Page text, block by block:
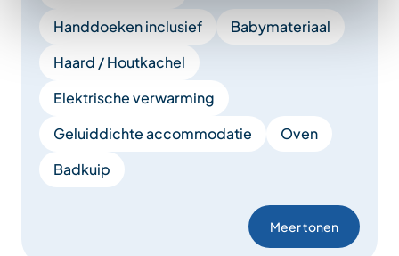
Handdoeken inclusief
Babymateriaal
Haard / Houtkachel
Elektrische verwarming
Geluiddichte accommodatie
Oven
Badkuip
Meer tonen